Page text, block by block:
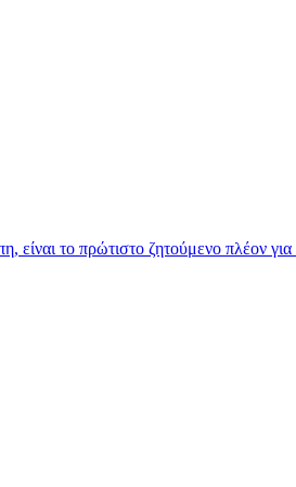
το πρώτιστο ζητούμενο πλέον